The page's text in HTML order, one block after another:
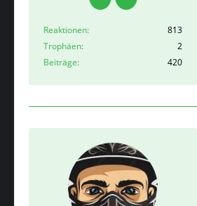
Reaktionen
813
Trophäen
2
Beiträge
420